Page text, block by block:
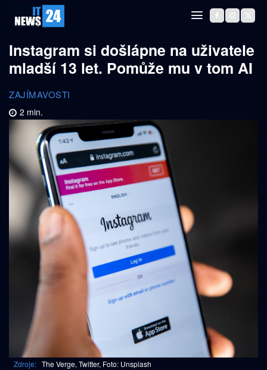
Instagram si došlápne na uživatele
mladší 13 let. Pomůže mu v tom AI
ZAJÍMAVOSTI
2 min.
Zdroje: The Verge, Twitter, Foto: Unsplash